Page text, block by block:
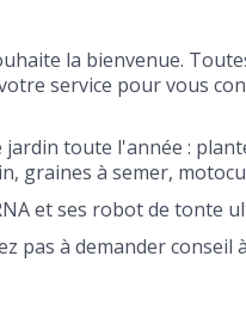
la bienvenue.
service pour vous
toute l'année :
graines à semer,
et ses robot de tonte
pas à demander conseil